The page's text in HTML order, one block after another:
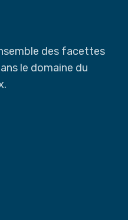
des facettes
le domaine du